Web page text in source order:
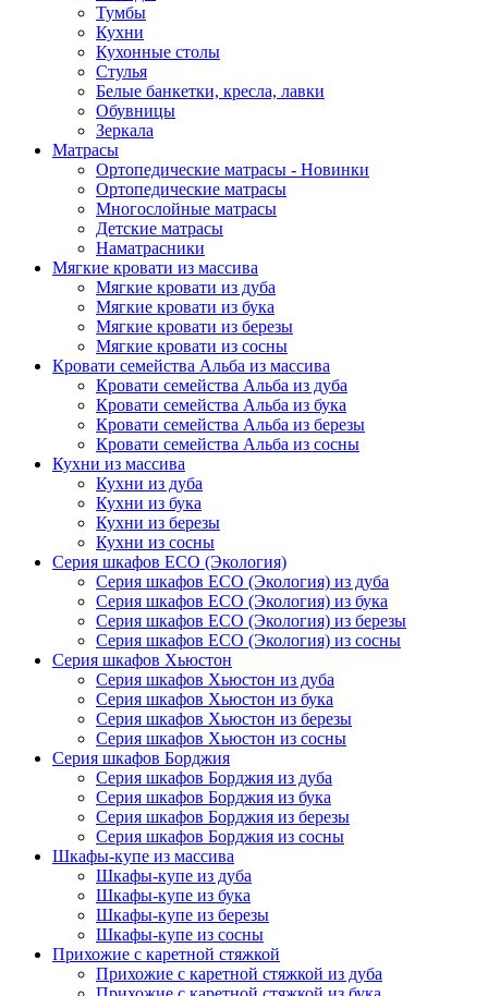
Тумбы
Кухни
Кухонные столы
Стулья
Белые банкетки, кресла, лавки
Обувницы
Зеркала
Матрасы
Ортопедические матрасы - Новинки
Ортопедические матрасы
Многослойные матрасы
Детские матрасы
Наматрасники
Мягкие кровати из массива
Мягкие кровати из дуба
Мягкие кровати из бука
Мягкие кровати из березы
Мягкие кровати из сосны
Кровати семейства Альба из массива
Кровати семейства Альба из дуба
Кровати семейства Альба из бука
Кровати семейства Альба из березы
Кровати семейства Альба из сосны
Кухни из массива
Кухни из дуба
Кухни из бука
Кухни из березы
Кухни из сосны
Серия шкафов ECO (Экология)
Серия шкафов ECO (Экология) из дуба
Серия шкафов ECO (Экология) из бука
Серия шкафов ECO (Экология) из березы
Серия шкафов ECO (Экология) из сосны
Серия шкафов Хьюстон
Серия шкафов Хьюстон из дуба
Серия шкафов Хьюстон из бука
Серия шкафов Хьюстон из березы
Серия шкафов Хьюстон из сосны
Серия шкафов Борджия
Серия шкафов Борджия из дуба
Серия шкафов Борджия из бука
Серия шкафов Борджия из березы
Серия шкафов Борджия из сосны
Шкафы-купе из массива
Шкафы-купе из дуба
Шкафы-купе из бука
Шкафы-купе из березы
Шкафы-купе из сосны
Прихожие с каретной стяжкой
Прихожие с каретной стяжкой из дуба